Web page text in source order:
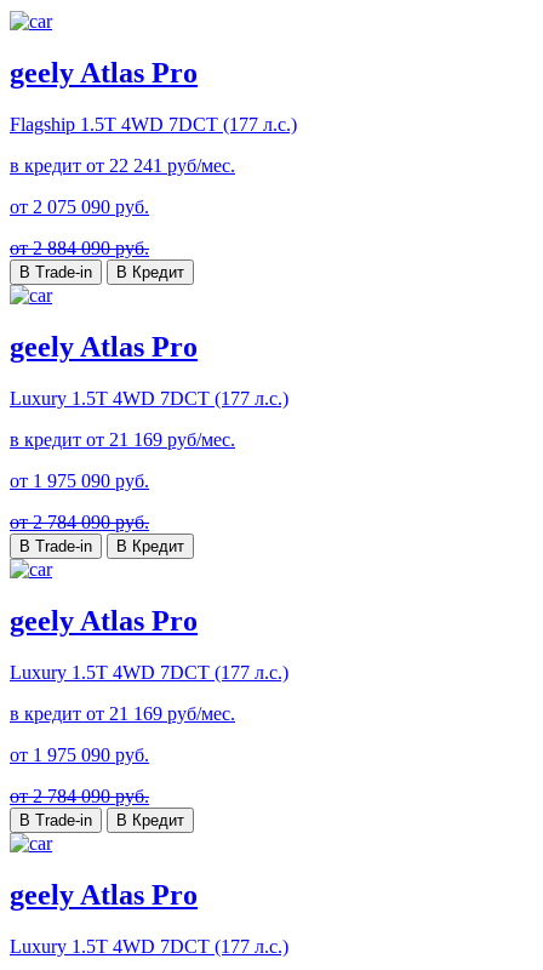
geely Atlas Pro
Flagship 1.5T 4WD 7DCT (177 л.с.)
в кредит от 22 241 руб/мес.
от 2 075 090 руб.
от 2 884 090 руб.
В Trade-in В Кредит
geely Atlas Pro
Luxury 1.5T 4WD 7DCT (177 л.с.)
в кредит от 21 169 руб/мес.
от 1 975 090 руб.
от 2 784 090 руб.
В Trade-in В Кредит
geely Atlas Pro
Luxury 1.5T 4WD 7DCT (177 л.с.)
в кредит от 21 169 руб/мес.
от 1 975 090 руб.
от 2 784 090 руб.
В Trade-in В Кредит
geely Atlas Pro
Luxury 1.5T 4WD 7DCT (177 л.с.)